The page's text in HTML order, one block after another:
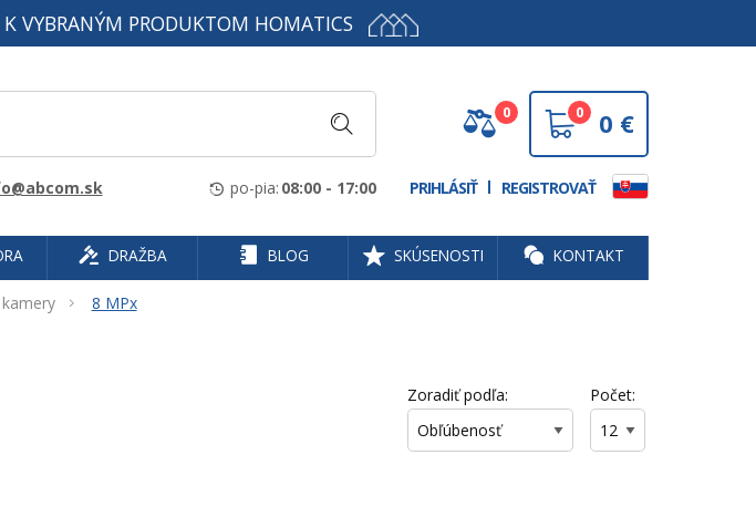
K VYBRANÝM PRODUKTOM HOMATICS
po-pia: 08:00 - 17:00
0 0 0 €
PRIHLÁSIŤ REGISTROVAŤ
DRAŽBA BLOG SKÚSENOSTI KONTAKT
kamery 8 MPx
Zoradiť podľa: Počet: